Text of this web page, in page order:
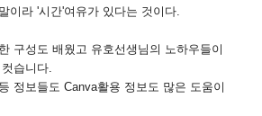
이라 '시간'여유가 있다는 것이다.
구성도 배웠고 유호선생님의 노하우들이
습니다.
정보들도 Canva활용 정보도 많은 도움이